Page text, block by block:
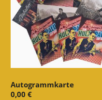
Autogrammkarte
0,00 €